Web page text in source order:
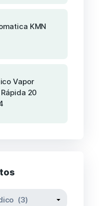
KMN
Vapor
20